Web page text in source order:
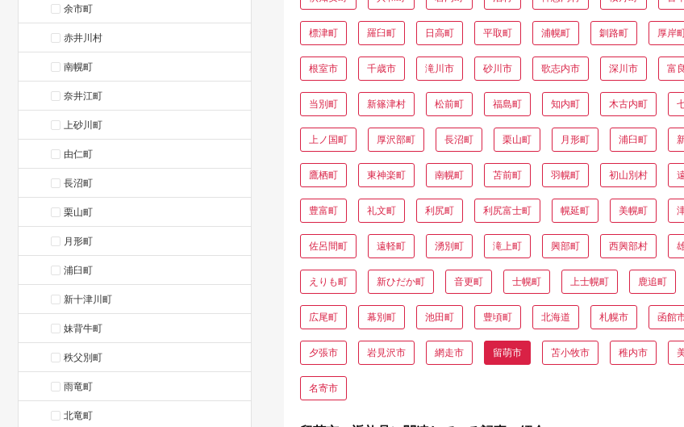
余市町
赤井川村
南幌町
奈井江町
上砂川町
由仁町
長沼町
栗山町
月形町
浦臼町
新十津川町
妹背牛町
秩父別町
雨竜町
北竜町
標津町 羅臼町 日高町 平取町 浦幌町 釧路町 厚岸
根室市 千歳市 滝川市 砂川市 歌志内市 深川市 富
当別町 新篠津村 松前町 福島町 知内町 木古内町
上ノ国町 厚沢部町 長沼町 栗山町 月形町 浦臼町
鷹栖町 東神楽町 南幌町 苫前町 羽幌町 初山別村
豊富町 礼文町 利尻町 利尻富士町 幌延町 美幌町
佐呂間町 遠軽町 湧別町 滝上町 興部町 西興部村
えりも町 新ひだか町 音更町 士幌町 上士幌町 鹿追町
広尾町 幕別町 池田町 豊頃町 北海道 札幌市 函館
夕張市 岩見沢市 網走市 留萌市 苫小牧市 稚内市
名寄市